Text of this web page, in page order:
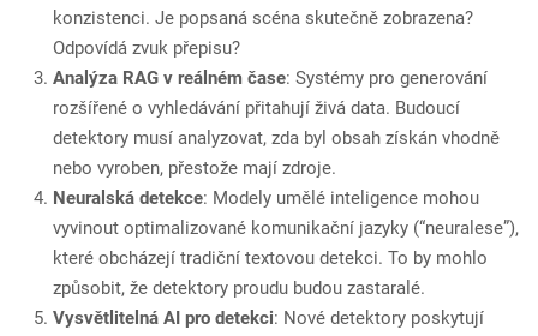
konzistenci. Je popsaná scéna skutečně zobrazena?
Odpovídá zvuk přepisu?
Analýza RAG v reálném čase: Systémy pro generování
rozšířené o vyhledávání přitahují živá data. Budoucí
detektory musí analyzovat, zda byl obsah získán vhodně
nebo vyroben, přestože mají zdroje.
Neuralská detekce: Modely umělé inteligence mohou
vyvinout optimalizované komunikační jazyky (“neuralese”),
které obcházejí tradiční textovou detekci. To by mohlo
způsobit, že detektory proudu budou zastaralé.
Vysvětlitelná AI pro detekci: Nové detektory poskytují